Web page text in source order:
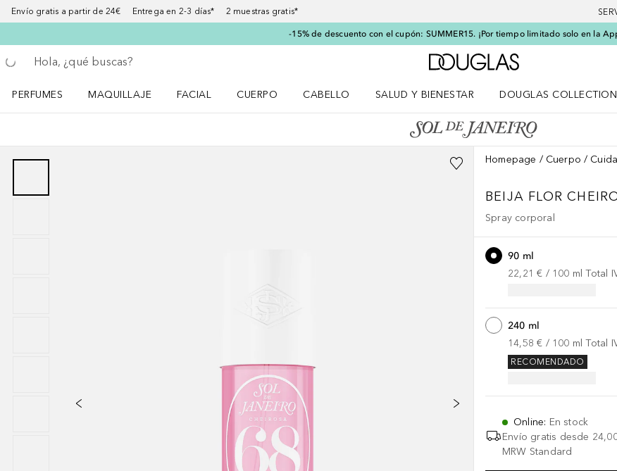
Envío gratis a partir de 24€ Entrega en 2-3 días* 2 muestras gratis*
-15% de descuento con el cupón: SUMMER15. ¡Por tiempo limitado solo en la
Regresar
Ejecutar búsqueda
A Douglas Home
PERFUMES
MAQUILLAJE
FACIAL
CUERPO
CABELLO
SALUD Y BIENESTAR
DOUGLAS COLLECTION
Homepage Cuerpo
BEIJA FLOR
Spray corporal
90 ml
22,21 € / 100 ml Total
240 ml
14,58 € / 100 ml Total
RECOMENDADO
Online: En stock
Envío gratis desde
MRW Standard